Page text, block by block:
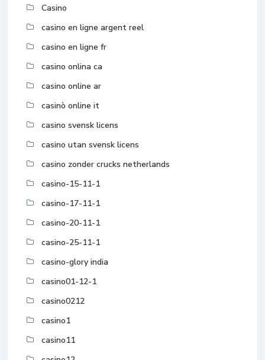
Casino
casino en ligne argent reel
casino en ligne fr
casino onlina ca
casino online ar
casinò online it
casino svensk licens
casino utan svensk licens
casino zonder crucks netherlands
casino-15-11-1
casino-17-11-1
casino-20-11-1
casino-25-11-1
casino-glory india
casino01-12-1
casino0212
casino1
casino11